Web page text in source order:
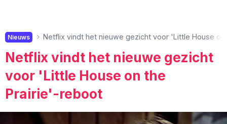
Nieuws Netflix vindt het nieuwe gezicht voor 'Little House
Netflix vindt het nieuwe gezicht
voor 'Little House on the
Prairie'-reboot